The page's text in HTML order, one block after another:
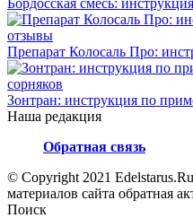
Препарат Колосаль Про:
Зонтран: инструкция по
Наша редакция
Обратная связь
© Copyright 2021
материалов сайта обратная
Поиск